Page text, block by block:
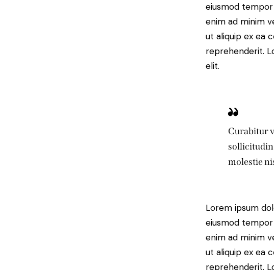
eiusmod
enim ad minim
ut aliquip ex ea
reprehenderit.
elit.
Curabitur
sollicitudin
molestie
Lorem ipsum
eiusmod
enim ad minim
ut aliquip ex ea
reprehenderit.